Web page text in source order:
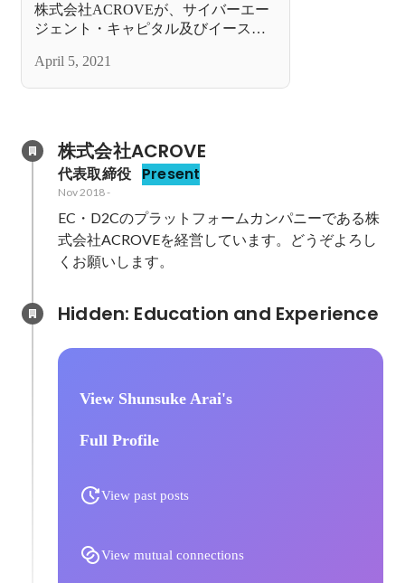
株式会社ACROVEが、サイバーエー
ジェント・キャピタル及びイースト
割当増資を実施。
April 5, 2021
株式会社ACROVE
代表取締役 Present
Nov 2018-
EC・D2Cのプラットフォームカンパニーである株
式会社ACROVEを経営しています。どうぞよろし
くお願いします。
View Shunsuke Arai's
Full Profile
View past posts
View mutual connections